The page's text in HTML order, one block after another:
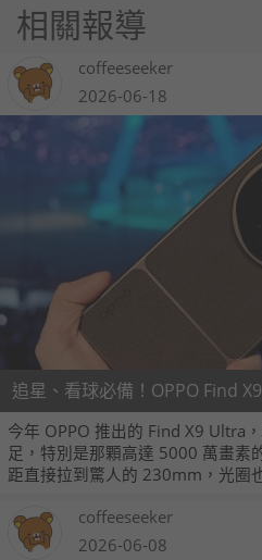
相關報導
coffeeseeker
2026-06-18
今年 OPPO 推出的 Find X9 Ultra
足，特別是那顆高達 5000 萬畫素
距直接拉到驚人的 230mm，光圈
coffeeseeker
2026-06-08